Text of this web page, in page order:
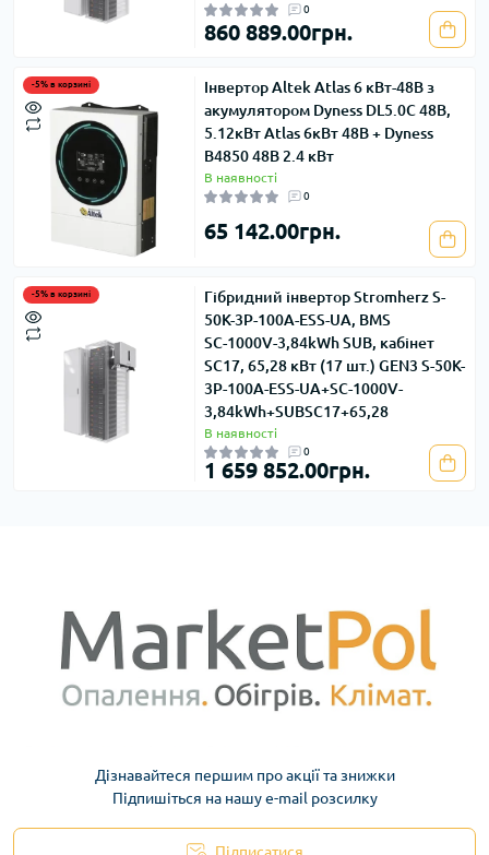
0
860 889.00грн.
-5% в корзині
Інвертор Altek Atlas 6 кВт-48В з
акумулятором Dyness DL5.0C 48В,
5.12кВт Atlas 6кВт 48В + Dyness
В4850 48В 2.4 кВт
В наявності
0
65 142.00грн.
-5% в корзині
Гібридний інвертор Stromherz S-
50K-3Р-100А-ESS-UA, BMS
SС-1000V-3,84kWh SUB, кабінет
SC17, 65,28 кВт (17 шт.) GEN3 S-50K-
3Р-100А-ESS-UA+SС-1000V-
3,84kWh+SUBSC17+65,28
В наявності
0
1 659 852.00грн.
Дізнавайтеся першим про акції та знижки
Підпишіться на нашу e-mail розсилку